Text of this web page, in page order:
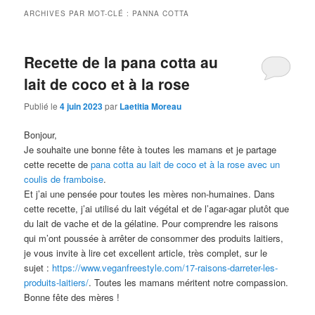
ARCHIVES PAR MOT-CLÉ : PANNA COTTA
Recette de la pana cotta au
lait de coco et à la rose
Publié le4 juin 2023par Laetitia Moreau
Bonjour,
Je souhaite une bonne fête à toutes les mamans et je partage
cette recette depana cotta au lait de coco et à la rose avec un
coulis de framboise.
Et j’ai une pensée pour toutes les mères non-humaines. Dans
cette recette, j’ai utilisé du lait végétal et de l’agar-agar plutôt que
du lait de vache et de la gélatine. Pour comprendre les raisons
qui m’ont poussée à arrêter de consommer des produits laitiers,
je vous invite à lire cet excellent article, très complet, sur le
sujet : https://www.veganfreestyle.com/17-raisons-darreter-les-
produits-laitiers/. Toutes les mamans méritent notre compassion.
Bonne fête des mères !